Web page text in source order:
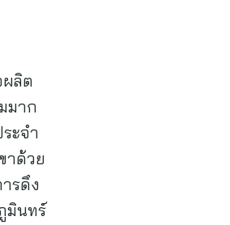
ผลิต
มาก
ะจำ
าด้วย
รดึง
มินทร์